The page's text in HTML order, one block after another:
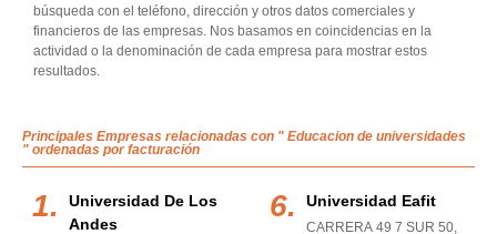
búsqueda con el teléfono, dirección y otros datos comerciales y
financieros de las empresas. Nos basamos en coincidencias en la
actividad o la denominación de cada empresa para mostrar estos
resultados.
Principales Empresas relacionadas con " Educacion de universidades
" ordenadas por facturación
Universidad De Los
Andes
Universidad Eafit
CARRERA 49 7 SUR 50,